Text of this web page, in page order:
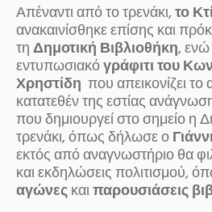
Απέναντι από το τρενάκι,το
ανακαινίσθηκε επίσης και
τηΔημοτική Βιβλιοθήκη,
εντυπωσιακόγράφιτι του
Χρηστίδη που απεικονίζει το
κατατεθέν της εστίας
που δημιουργεί στο σημείο η
τρενάκι, όπως δήλωσε ο
εκτός από αναγνωστήριο θα
και εκδηλώσεις πολιτισμού,
αγώνεςκαιπαρουσιάσεις